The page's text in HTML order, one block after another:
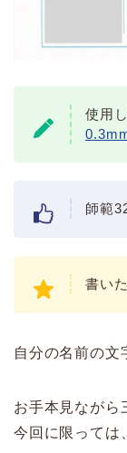
使用
師範
書い
自分の名前の文
お手本見ながら
今回に限っては